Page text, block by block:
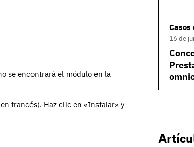
se encontrará el módulo en la
francés). Haz clic en «Instalar» y
Casos
16 de